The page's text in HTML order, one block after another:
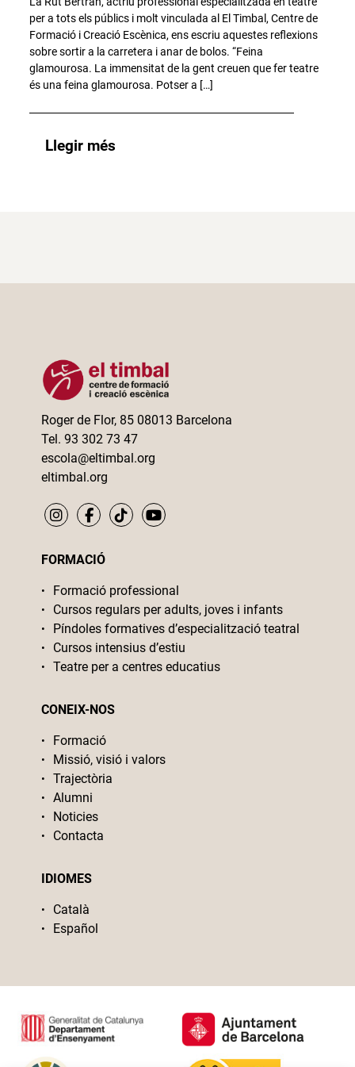
per a tots els públics i molt vinculada al El Timbal, Centre de
Formació i Creació Escènica, ens escriu aquestes reflexions
sobre sortir a la carretera i anar de bolos. “Feina
glamourosa. La immensitat de la gent creuen que fer teatre
és una feina glamourosa. Potser a […]
Llegir més
Roger de Flor, 85 08013 Barcelona
Tel. 93 302 73 47
escola@eltimbal.org
eltimbal.org
FORMACIÓ
Formació professional
Cursos regulars per adults, joves i infants
Píndoles formatives d’especialització teatral
Cursos intensius d’estiu
Teatre per a centres educatius
CONEIX-NOS
Formació
Missió, visió i valors
Trajectòria
Alumni
Noticies
Contacta
IDIOMES
Català
Español